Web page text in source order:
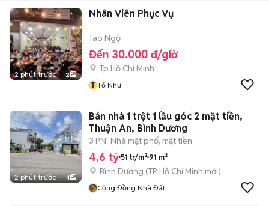
2 phút trước 2
Nhân Viên Phục Vụ
Tao Ngộ
Đến 30.000 đ/giờ
Tp Hồ Chí Minh
T Tố Như
2 phút trước 4
Bán nhà 1 trệt 1 lầu góc 2 mặt tiền,
Thuận An, Bình Dương
3 PN Nhà mặt phố, mặt tiền
4,6 tỷ 51 tr/m² 91 m²
Bình Dương (TP Hồ Chí Minh mới)
Cộng Đồng Nhà Đất